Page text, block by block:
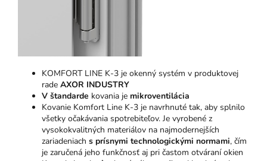
KOMFORT LINE K-3 je okenný systém v produktovej
rade AXOR INDUSTRY
V štandarde kovania je mikroventilácia
Kovanie Komfort Line K-3 je navrhnuté tak, aby splnilo
všetky očakávania spotrebiteľov. Je vyrobené z
vysokokvalitných materiálov na najmodernejších
zariadeniach s prísnymi technologickými normami, čím
je zaručená jeho funkčnosť aj pri častom otváraní okien